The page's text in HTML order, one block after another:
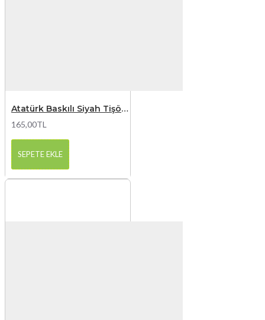
Atatürk Baskılı Siyah Tişört 9
165,00TL
SEPETE EKLE